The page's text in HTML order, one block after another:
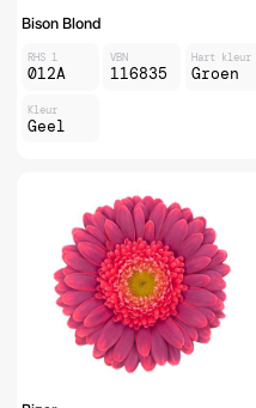
Bison Blond
RHS 1
012A
VBN
116835
Hart kleur
Groen
Kleur
Geel